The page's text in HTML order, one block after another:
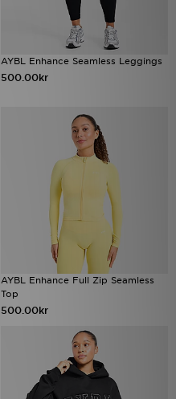
AYBL Enhance Seamless Leggings
500.00kr
AYBL Enhance Full Zip Seamless
Top
500.00kr